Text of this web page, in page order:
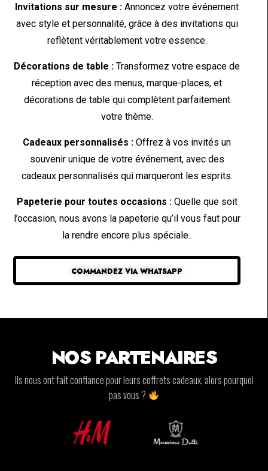
Invitations sur mesure : Annoncez votre événement
avec style et personnalité, grâce à des invitations qui
reflètent véritablement votre essence.
Décorations de table : Transformez votre espace de
réception avec des menus, marque-places, et
décorations de table qui complètent parfaitement
votre thème.
Cadeaux personnalisés : Offrez à vos invités un
souvenir unique de votre événement, avec des
cadeaux personnalisés qui marqueront les esprits.
Papeterie pour toutes occasions :Quelle que soit
l’occasion, nous avons la papeterie qu’il vous faut pour
la rendre encore plus spéciale..
COMMANDEZ VIA WHATSAPP
NOS PARTENAIRES
Ils nous ont fait confiance pour leurs coffrets cadeaux, alors pourquoi
pas vous ?